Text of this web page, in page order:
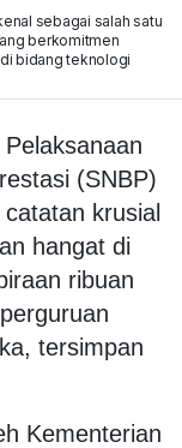
sebagai salah satu
berkomitmen
bidang teknologi
(SNBP)
krusial
hangat di
ribuan
tersimpan
Kementerian